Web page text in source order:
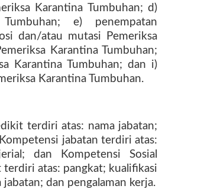
Karantina Tumbuhan; d)
e) penempatan
dan/atau mutasi Pemeriksa
Karantina Tumbuhan;
Karantina Tumbuhan; dan i)
Karantina Tumbuhan.
terdiri atas: nama jabatan;
jabatan terdiri atas:
dan Kompetensi Sosial
atas: pangkat; kualifikasi
dan pengalaman kerja.